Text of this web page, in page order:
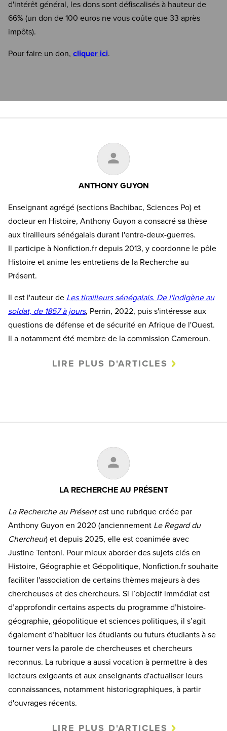
d'intérêt général, les dons sont défiscalisés à hauteur de
66% (un don de 100 euros ne vous coûte que 33 après
impôts).
Pour faire un don, cliquer ici.
ANTHONY GUYON
Enseignant agrégé (sections Bachibac, Sciences Po) et
docteur en Histoire, Anthony Guyon a consacré sa thèse
aux tirailleurs sénégalais durant l'entre-deux-guerres.
Il participe à Nonfiction.fr depuis 2013, y coordonne le pôle
Histoire et anime les entretiens de la Recherche au
Présent.
Il est l'auteur de Les tirailleurs sénégalais. De l'indigène au
soldat, de 1857 à jours, Perrin, 2022, puis s'intéresse aux
questions de défense et de sécurité en Afrique de l'Ouest.
Il a notamment été membre de la commission Cameroun.
LIRE PLUS D'ARTICLES
LA RECHERCHE AU PRÉSENT
La Recherche au Présentest une rubrique créée par
Anthony Guyon en 2020 (anciennement Le Regard du
Chercheur) et depuis 2025, elle est coanimée avec
Justine Tentoni. Pour mieux aborder des sujets clés en
Histoire, Géographie et Géopolitique, Nonfiction.fr souhaite
faciliter l'association de certains thèmes majeurs à des
chercheuses et des chercheurs. Si l’objectif immédiat est
d’approfondir certains aspects du programme d’histoire-
géographie, géopolitique et sciences politiques, il s’agit
également d’habituer les étudiants ou futurs étudiants à se
tourner vers la parole de chercheuses et chercheurs
reconnus. La rubrique a aussi vocation à permettre à des
lecteurs exigeants et aux enseignants d'actualiser leurs
connaissances, notamment historiographiques, à partir
d'ouvrages récents.
LIRE PLUS D'ARTICLES